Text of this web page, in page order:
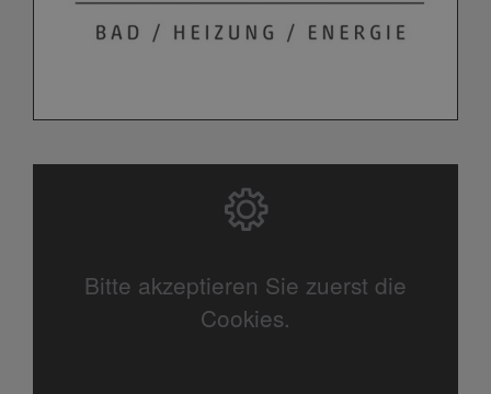
Bitte akzeptieren Sie zuerst die
Cookies.